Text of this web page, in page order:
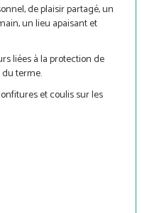
de plaisir partagé, un
un lieu apaisant et
liées à la protection de
terme.
et coulis sur les